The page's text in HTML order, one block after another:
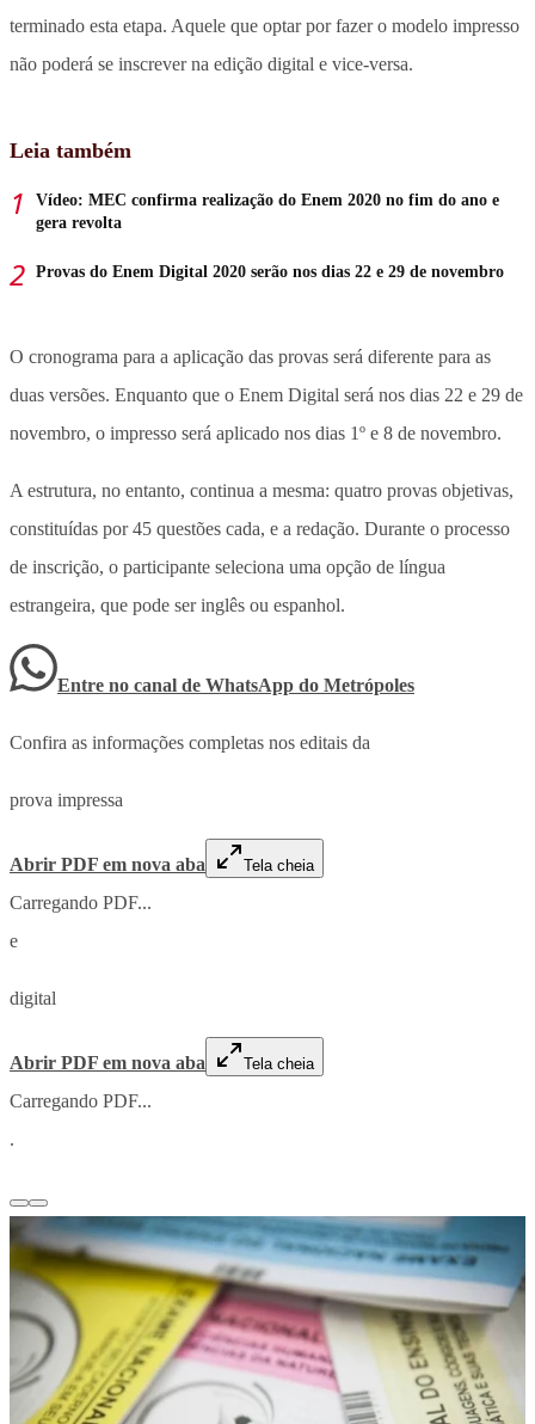
terminado esta etapa. Aquele que optar por fazer o modelo impresso
não poderá se inscrever na edição digital e vice-versa.
Leia também
Vídeo: MEC confirma realização do Enem 2020 no fim do ano e
gera revolta
Provas do Enem Digital 2020 serão nos dias 22 e 29 de novembro
O cronograma para a aplicação das provas será diferente para as
duas versões. Enquanto que o Enem Digital será nos dias 22 e 29 de
novembro, o impresso será aplicado nos dias 1º e 8 de novembro.
A estrutura, no entanto, continua a mesma: quatro provas objetivas,
constituídas por 45 questões cada, e a redação. Durante o processo
de inscrição, o participante seleciona uma opção de língua
estrangeira, que pode ser inglês ou espanhol.
Entre no canal de WhatsApp do Metrópoles
Confira as informações completas nos editais da
prova impressa
Abrir PDF em nova aba Tela cheia
Carregando PDF...
e
digital
Abrir PDF em nova aba Tela cheia
Carregando PDF...
.